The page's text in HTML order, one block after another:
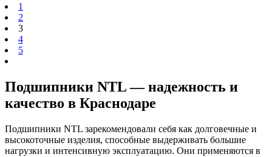
1
2
3
4
5
Подшипники NTL — надежность и
качество в Краснодаре
Подшипники NTL зарекомендовали себя как долговечные и
высокоточные изделия, способные выдерживать большие
нагрузки и интенсивную эксплуатацию. Они применяются в